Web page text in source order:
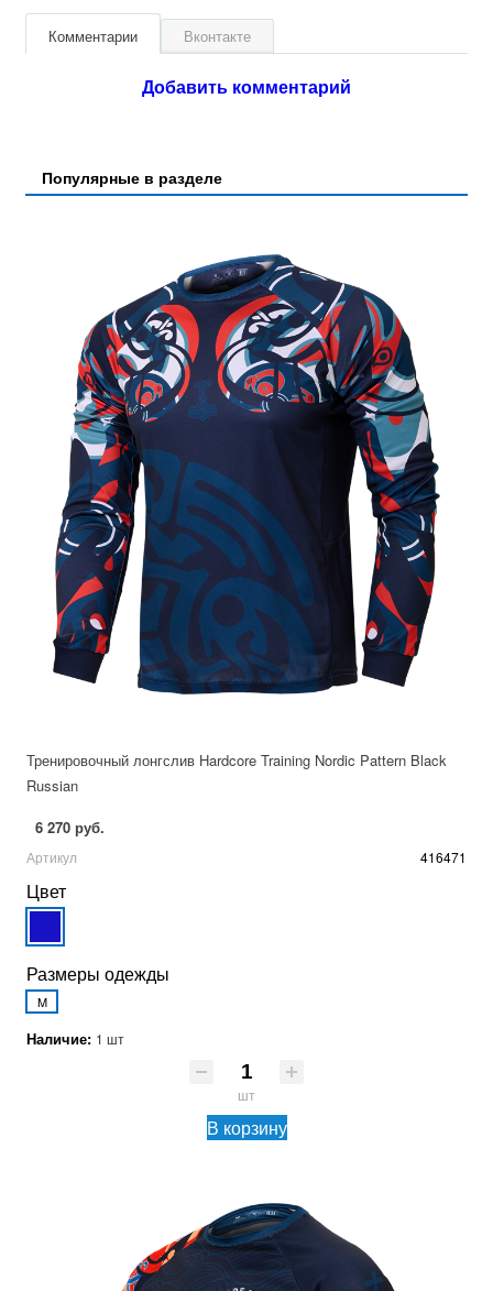
Комментарии Вконтакте
Добавить комментарий
Популярные в разделе
Тренировочный лонгслив Hardcore Training Nordic Pattern Black
Russian
6 270 руб.
Артикул 416471
Цвет
Размеры одежды
M
Наличие: 1 шт
шт
В корзину